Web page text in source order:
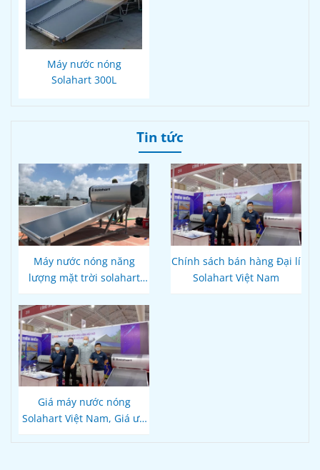
Máy nước nóng
Solahart 300L
Tin tức
Máy nước nóng năng
lượng mặt trời solahart
Chính sách bán hàng Đại lí
Solahart Việt Nam
Giá máy nước nóng
Solahart Việt Nam, Giá ưu